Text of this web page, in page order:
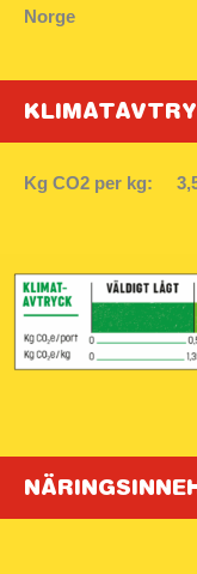
Norge
Kg CO2 per kg: